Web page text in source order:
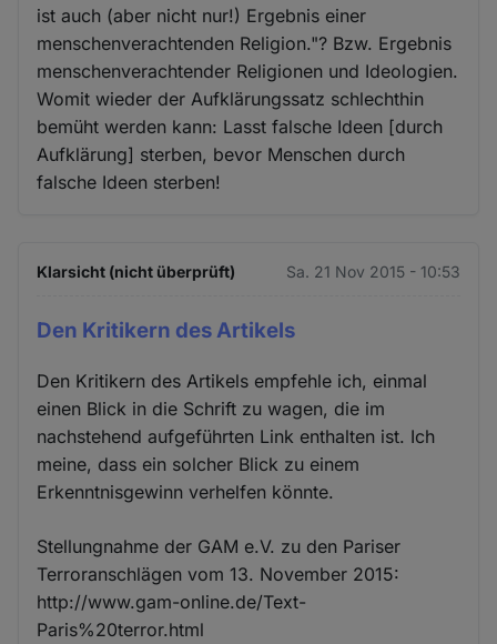
ist auch (aber nicht nur!) Ergebnis einer
menschenverachtenden Religion."? Bzw. Ergebnis
menschenverachtender Religionen und Ideologien.
Womit wieder der Aufklärungssatz schlechthin
bemüht werden kann: Lasst falsche Ideen [durch
Aufklärung] sterben, bevor Menschen durch
falsche Ideen sterben!
Klarsicht (nicht überprüft) Sa. 21 Nov 2015 - 10:53
Den Kritikern des Artikels
Den Kritikern des Artikels empfehle ich, einmal
einen Blick in die Schrift zu wagen, die im
nachstehend aufgeführten Link enthalten ist. Ich
meine, dass ein solcher Blick zu einem
Erkenntnisgewinn verhelfen könnte.
Stellungnahme der GAM e.V. zu den Pariser
Terroranschlägen vom 13. November 2015:
http://www.gam-online.de/Text-
Paris%20terror.html